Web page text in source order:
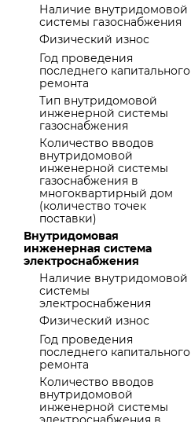
Наличие внутридомовой
системы газоснабжения
Физический износ
Год проведения
последнего капитального
ремонта
Тип внутридомовой
инженерной системы
газоснабжения
Количество вводов
внутридомовой
инженерной системы
газоснабжения в
многоквартирный дом
(количество точек
поставки)
Внутридомовая
инженерная система
электроснабжения
Наличие внутридомовой
системы
электроснабжения
Физический износ
Год проведения
последнего капитального
ремонта
Количество вводов
внутридомовой
инженерной системы